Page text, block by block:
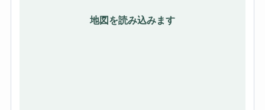
地図を読み込みます